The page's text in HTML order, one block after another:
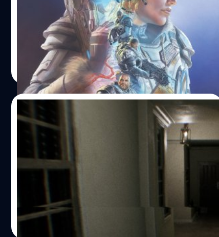
เกมเมอร์ผู้ใดกำลังคันไม้คันมือ​ อยากหาเกมยิงมันส์​ ๆ​ เอาไว้
ระบายอารมณ์​​ แต่ก็เบื่อเกมแนว​ Battle Royal กับ​ Looter​
Shooter​ ซะเหลือเกิน​ รู้รึเปล่าว่าตอนนี้มีเกมแอ็กชันฟอร์มยักษ์
ของค่าย​ Microsoft​ นามว่า​ "Gears​ 5" ออกมาให้เล่นกันได้
แล้วนะเหวย​ มันคือภาคต่อของซีรีส์เกมยิงไปหลบไปสุดมันส์ที่
เป็นหนึ่งในม้ามืดของปีนี้​ คนที่เล็ง ๆ​ เกมนี้อยู่​ แต่ยังกดไม่ลง
เพราะเป็นสาวก​ Sony​ หรือกลัวว่าเกมจะจืดชืดไม่มีอะไรใหม่​
ลองมาดูกันดีกว่าว่า Gears​ ภาคนี้มีฟีเจอร์โหด ​ๆ​ อะไรบ้างที่
ทำให้มันโหด​ มันส์​ ฮา​ กว่าทุกภาค​ เพราะเกมเมอร์ที่ดีมันต้อง
คอยวางยาเพื่อนเกมเมอร์ให้เสียทรัพย์ไปด้วยกันสิ โหด
หมายเลข​ 1: แคมเปญใหญ่! ยาว!​ และมันส์มาก! (???) อย่า
เพิ่งคิดลึก เพราะโหมดเนื้อเรื่องของ​ Gears​ 5 มันเป็นแบบนั้น
จริง ๆ​ ทั้งงานสร้างระดับอลังการ​ ดูฉากแอ็กชันก็รู้แล้วว่าทีม
พัฒนาเขาทุ่มทุนกันระดับงานทริปเปิลเอ นอกจากนี้เนื้อเรื่องก็
เข้มข้นน่าติดตามมาก แถมเกมยังยาวไม่ใช่เล่น​ ๆ​ โจ้กันแบบ
สบาย ๆ​ นี่กินเวลาชีวิตเกิน​ 10 ชั่วโมงแน่นอน​…
สรวิศ จำนาญศิลป์| 2471 days ago
Read More
06/01/2019
เปิดตัวเกม Silent Hill เวอร์ชั่นแฟนคลับทำเอง
ในชื่อ Unreal PT โหลดฟรีได้แล้ววันนี้ เฉพาะ
เครื่อง PC เท่านั้น!
สำหรับเกม Silent Hill เป็นอีกหนึ่งเกมที่อยู่คู่กับค่าย Konami
มาอย่างยาวนาน แต่พอเฮีย Hideo Kojima ถูกบีบให้ลาออก ซี
รีส์นี้ก็กลายเป็นหมันทันที อย่างไรก็ตาม แฟนๆ เกมนี้ก็ไม่ต้อง
ห่วงว่าจะรอนาน (แม้จะไม่ใช่เกมแบบ Official ก็ตาม) ล่าสุดมี
แฟนเกมรายหนึ่งชื่อ Radius Gordello ได้พัฒนาเกม Silent
Hill เวอร์ชั่นใหม่ไม่ง้อค้าย Konami โดยใช้ชื่อว่า Unreal PT
Sutiwat Barohimee